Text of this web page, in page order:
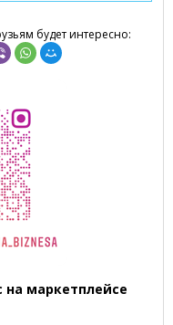
будет интересно:
маркетплейсе